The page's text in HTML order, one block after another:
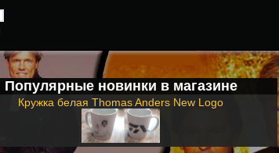
Популярные новинки в магазине
Кружка белая Thomas Anders New Logo